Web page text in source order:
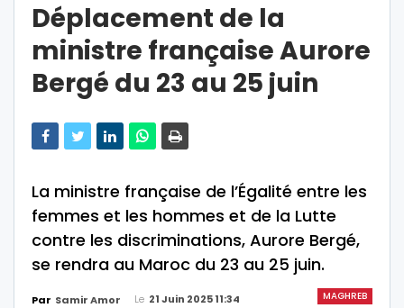
Déplacement de la
ministre française Aurore
Bergé du 23 au 25 juin
La ministre française de l’Égalité entre les
femmes et les hommes et de la Lutte
contre les discriminations, Aurore Bergé,
se rendra au Maroc du 23 au 25 juin.
MAGHREB
Par Samir Amor Le 21 Juin 2025 11:34